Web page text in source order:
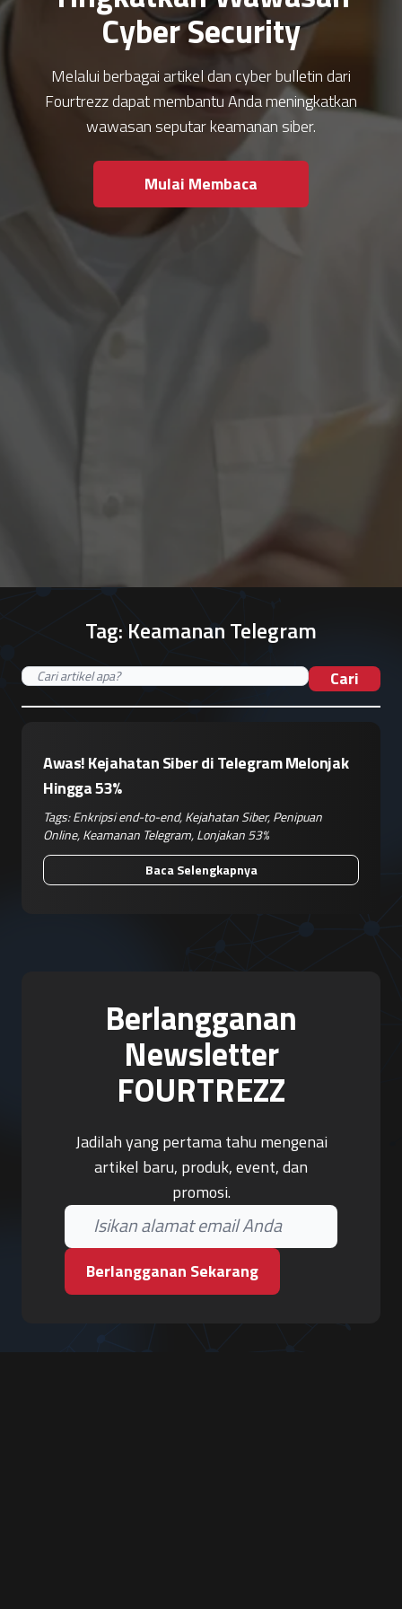
Cyber Security
Melalui berbagai artikel dan cyber bulletin dari
Fourtrezz dapat membantu Anda meningkatkan
wawasan seputar keamanan siber.
Mulai Membaca
Tag: Keamanan Telegram
Cari
Awas! Kejahatan Siber di Telegram Melonjak
Hingga 53%
Tags:Enkripsi end-to-end,Kejahatan Siber,Penipuan
Online,Keamanan Telegram,Lonjakan 53%
Baca Selengkapnya
Berlangganan
Newsletter
FOURTREZZ
Jadilah yang pertama tahu mengenai
artikel baru, produk, event, dan
promosi.
Berlangganan Sekarang